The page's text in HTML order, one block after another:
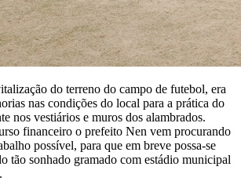
do terreno do campo de futebol, era
nas condições do local para a prática do
nos vestiários e muros dos alambrados.
financeiro o prefeito Nen vem procurando
possível, para que em breve possa-se
tão sonhado gramado com estádio municipal